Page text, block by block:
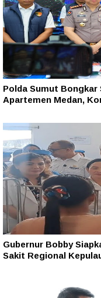
Polda Sumut
Apartemen Medan,
Gubernur Bobby
Sakit Regional